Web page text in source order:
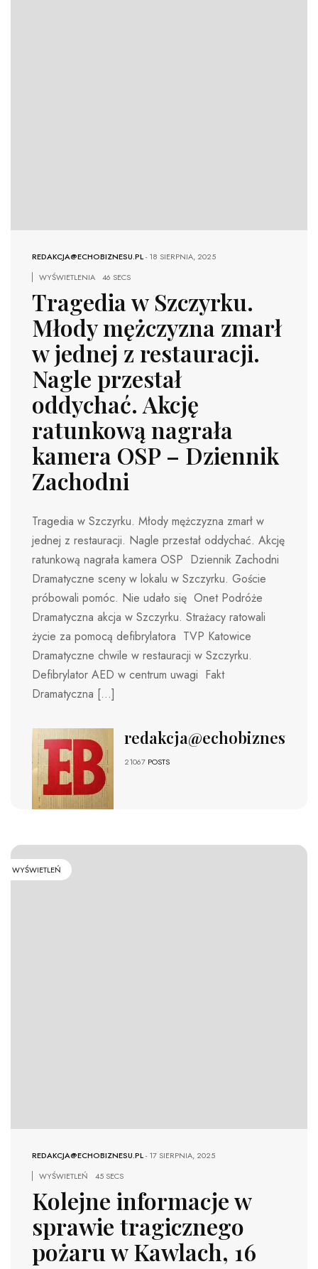
REDAKCJA@ECHOBIZNESU.PL-18 SIERPNIA, 2025
WYŚWIETLENIA
46 SECS
Tragedia w Szczyrku.
Młody mężczyzna zmarł
w jednej z restauracji.
Nagle przestał
oddychać. Akcję
ratunkową nagrała
kamera OSP – Dziennik
Zachodni
Tragedia w Szczyrku. Młody mężczyzna zmarł w
jednej z restauracji. Nagle przestał oddychać. Akcję
ratunkową nagrała kamera OSP Dziennik Zachodni
Dramatyczne sceny w lokalu w Szczyrku. Goście
próbowali pomóc. Nie udało się Onet Podróże
Dramatyczna akcja w Szczyrku. Strażacy ratowali
życie za pomocą defibrylatora TVP Katowice
Dramatyczne chwile w restauracji w Szczyrku.
Defibrylator AED w centrum uwagi Fakt
Dramatyczna […]
redakcja@echobiznesu.pl
21067 POSTS
WYŚWIETLEŃ
REDAKCJA@ECHOBIZNESU.PL-17 SIERPNIA, 2025
WYŚWIETLEŃ
45 SECS
Kolejne informacje w
sprawie tragicznego
pożaru w Kawlach, 16